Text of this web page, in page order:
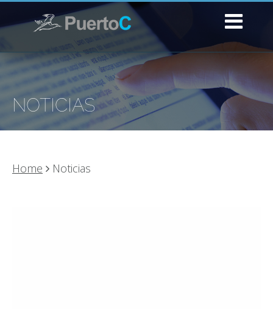
NOTICIAS
Home Noticias